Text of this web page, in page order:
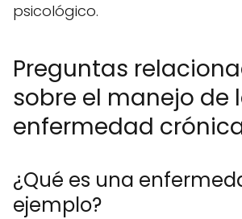
psicológico.
Preguntas
sobre el manejo de
enfermedad
¿Qué es una
ejemplo?